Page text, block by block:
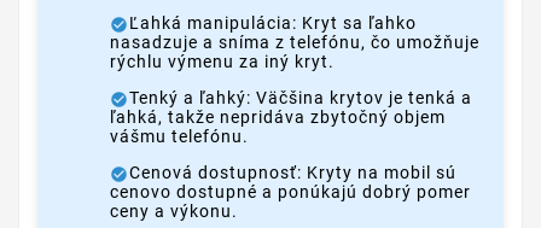
Ľahká manipulácia: Kryt sa ľahko
nasadzuje a sníma z telefónu, čo umožňuje
rýchlu výmenu za iný kryt.
Tenký a ľahký: Väčšina krytov je tenká a
ľahká, takže nepridáva zbytočný objem
vášmu telefónu.
Cenová dostupnosť: Kryty na mobil sú
cenovo dostupné a ponúkajú dobrý pomer
ceny a výkonu.